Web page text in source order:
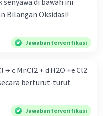
di bawah ini
Bilangan Oksidasi!
Jawaban terverifikasi
→ c MnCl2 + d H2O +e Cl2
berturut-turut
Jawaban terverifikasi